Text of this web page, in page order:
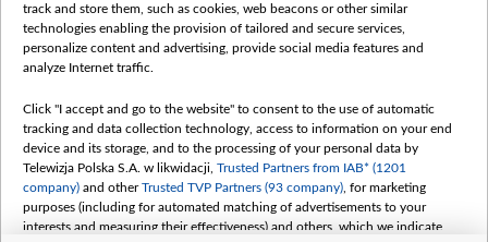
Белсат news
Белсат Life
Belsat English
Biełsat PL
Белсат Now
Белсат Shorts
Белсат History
track and store them, such as cookies, web beacons or other similar
technologies enabling the provision of tailored and secure services,
personalize content and advertising, provide social media features and
analyze Internet traffic.
Click "I accept and go to the website" to consent to the use of automatic
tracking and data collection technology, access to information on your end
device and its storage, and to the processing of your personal data by
Telewizja Polska S.A. w likwidacji, Trusted Partners from IAB* (1201
company) and otherTrusted TVP Partners (93 company) , for marketing
purposes (including for automated matching of advertisements to your
interests and measuring their effectiveness) and others, which we indicate